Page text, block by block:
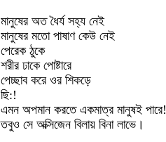
মানুষের অত ধৈর্য সহ্য নেই
মানুষের মতো পাষাণ কেউ নেই
পেরেক ঠুকে
শরীর ঢাকে পোষ্টারে
পেচ্ছাব করে ওর শিকড়ে
ছি:!
এমন অপমান করতে একমাত্র মানুষই পারে!
তবুও সে অক্সিজেন বিলায় বিনা লাভে।